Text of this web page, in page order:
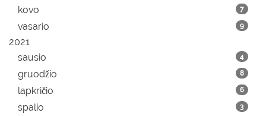
kovo 7
vasario 9
2021
sausio
4
gruodžio 8
lapkričio 6
spalio 3